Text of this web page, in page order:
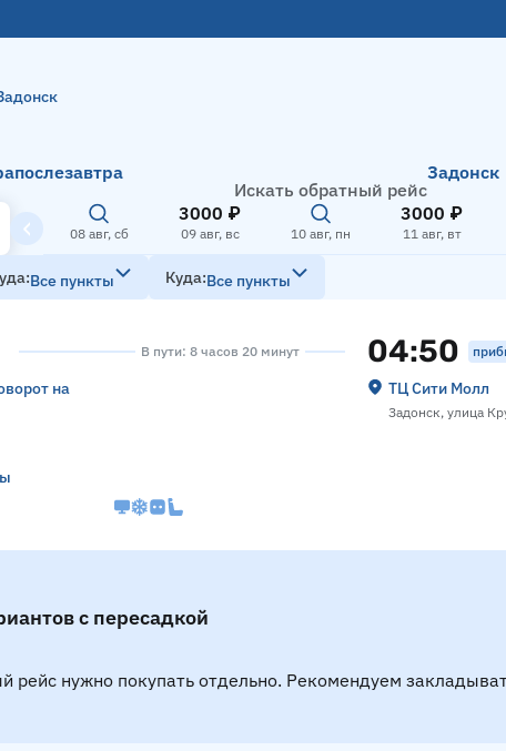
послезавтра
Искать обратный рейс
08 авг, сб
3000 ₽
09 авг, вс 10 авг, пн
3000 ₽
11 авг, вт
Все пункты Куда Все пункты
на
В пути: 8 часов 20 минут 04:50
ТЦ Сити Молл
Задонск, улица
с пересадкой
рейс нужно покупать отдельно. Рекомендуем